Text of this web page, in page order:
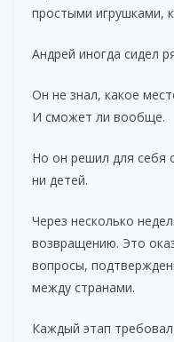
простыми игрушками,
Андрей иногда сидел
Он не знал, какое
И сможет ли вообще.
Но он решил для себя
ни детей.
Через несколько
возвращению. Это
вопросы,
между странами.
Каждый этап